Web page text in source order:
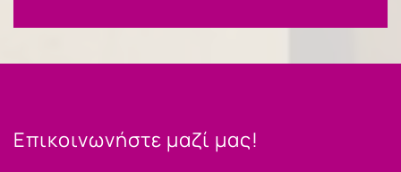
Επικοινωνήστε μαζί μας!